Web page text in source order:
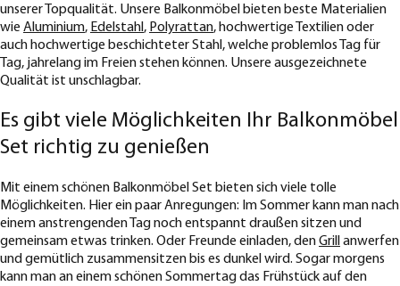
unserer Topqualität. Unsere Balkonmöbel bieten beste Materialien
wie Aluminium, Edelstahl , Polyrattan, hochwertige Textilien oder
auch hochwertige beschichteter Stahl, welche problemlos Tag für
Tag, jahrelang im Freien stehen können. Unsere ausgezeichnete
Qualität ist unschlagbar.
Es gibt viele Möglichkeiten Ihr Balkonmöbel
Set richtig zu genießen
Mit einem schönen Balkonmöbel Set bieten sich viele tolle
Möglichkeiten. Hier ein paar Anregungen: Im Sommer kann man nach
einem anstrengenden Tag noch entspannt draußen sitzen und
gemeinsam etwas trinken. Oder Freunde einladen, denGrill anwerfen
und gemütlich zusammensitzen bis es dunkel wird. Sogar morgens
kann man an einem schönen Sommertag das Frühstück auf den